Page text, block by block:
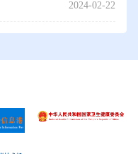
2024-02-22